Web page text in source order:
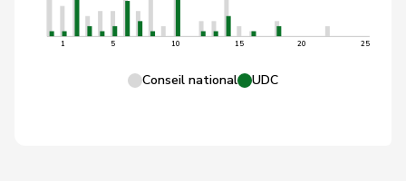
1 5 10 15 20 25
Conseil national UDC